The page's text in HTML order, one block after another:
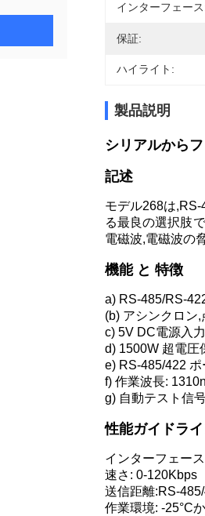
インターフェー
保証:
ハイライト:
製品説明
シリアルから
記述
モデル268は
る最良の選択肢
電磁波,電磁波の
機能 と 特徴
a) RS-485/RS-
(b) アシンクロン
c) 5V DC電源入
d) 1500W 超電圧
e) RS-485/422
f) 作業波長:
g) 自動テスト信
性能ガイドラ
インターフェー
速さ: 0-120Kbps
送信距離:RS-
作業環境: -25°C